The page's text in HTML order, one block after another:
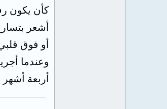
كأن يكون
أشعر
أو فوق
وعندما
أربعة أشهر سليم كان الدم11 فما هو